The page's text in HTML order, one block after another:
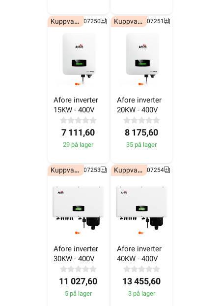
Afore inverter
15KW - 400V
7 111,60
29 på lager
Afore inverter
20KW - 400V
8 175,60
35 på lager
Afore inverter
30KW - 400V
Kuppvare!6607253
11 027,60
5 på lager
Afore inverter
40KW - 400V
Kuppvare!6607254
13 455,60
3 på lager
Begrenset6607245 Kuppvare!6607248